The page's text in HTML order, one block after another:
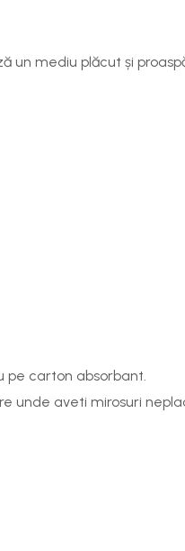
un mediu plăcut și
pe carton absorbant.
unde aveti mirosuri